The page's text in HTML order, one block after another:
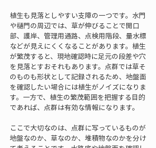
植生も見落としやすい支障の一つです。水門
や樋門の周辺では、草が伸びることで開口
部、護岸、管理用通路、点検用階段、量水標
などが見えにくくなることがあります。植生
が繁茂すると、現地確認時に足元の段差や穴
を見落とすおそれもあります。点群では草そ
のものも形状として記録されるため、地盤面
を確認したい場合には植生がノイズになりま
す。一方で、植生の繁茂範囲を把握する目的
であれば、点群は有効な情報になります。
ここで大切なのは、点群に写っているものが
地盤なのか、草なのか、堆積物なのかを分け